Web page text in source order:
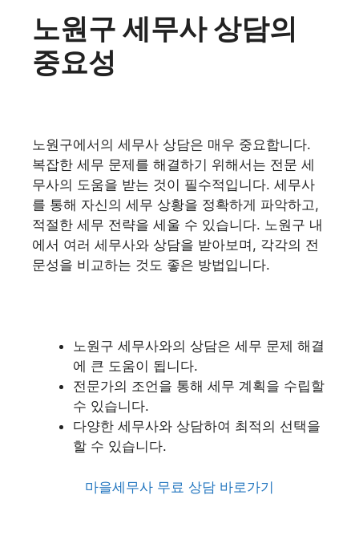
노원구 세무사 상담의
중요성
노원구에서의 세무사 상담은 매우 중요합니다.
복잡한 세무 문제를 해결하기 위해서는 전문 세
무사의 도움을 받는 것이 필수적입니다. 세무사
를 통해 자신의 세무 상황을 정확하게 파악하고,
적절한 세무 전략을 세울 수 있습니다. 노원구 내
에서 여러 세무사와 상담을 받아보며, 각각의 전
문성을 비교하는 것도 좋은 방법입니다.
노원구 세무사와의 상담은 세무 문제 해결
에 큰 도움이 됩니다.
전문가의 조언을 통해 세무 계획을 수립할
수 있습니다.
다양한 세무사와 상담하여 최적의 선택을
할 수 있습니다.
마을세무사 무료 상담 바로가기